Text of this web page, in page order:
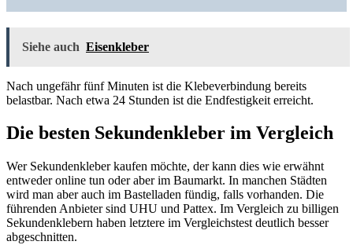
Siehe auch Eisenkleber
Nach ungefähr fünf Minuten ist die Klebeverbindung bereits
belastbar. Nach etwa 24 Stunden ist die Endfestigkeit erreicht.
Die besten Sekundenkleber im Vergleich
Wer Sekundenkleber kaufen möchte, der kann dies wie erwähnt
entweder online tun oder aber im Baumarkt. In manchen Städten
wird man aber auch im Bastelladen fündig, falls vorhanden. Die
führenden Anbieter sind UHU und Pattex. Im Vergleich zu billigen
Sekundenklebern haben letztere im Vergleichstest deutlich besser
abgeschnitten.